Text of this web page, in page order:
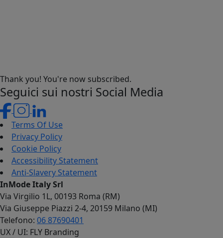
Thank you! You're now subscribed.
Seguici sui nostri Social Media
Terms Of Use
Privacy Policy
Cookie Policy
Accessibility Statement
Anti-Slavery Statement
InMode Italy Srl
Via Virgilio 1L, 00193 Roma (RM)
Via Giuseppe Piazzi 2-4, 20159 Milano (MI)
Telefono: 06 87690401
UX / UI: FLY Branding